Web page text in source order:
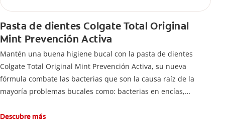
Pasta de dientes Colgate Total Original
Mint Prevención Activa
Mantén una buena higiene bucal con la pasta de dientes
Colgate Total Original Mint Prevención Activa, su nueva
fórmula combate las bacterias que son la causa raíz de la
mayoría problemas bucales como: bacterias en encías,
caries.
Descubre más